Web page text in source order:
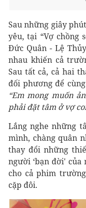
Sau những giây
yêu, tại “Vợ chồng
Đức Quân - Lệ
nhau khiến cả
Sau tất cả, cả hai
đối phương để
“Em mong muốn
phải đặt tâm ở vợ
Lắng nghe những
mình, chàng quân
thay đổi những
người ‘bạn đời'
cho cả phim
cặp đôi.